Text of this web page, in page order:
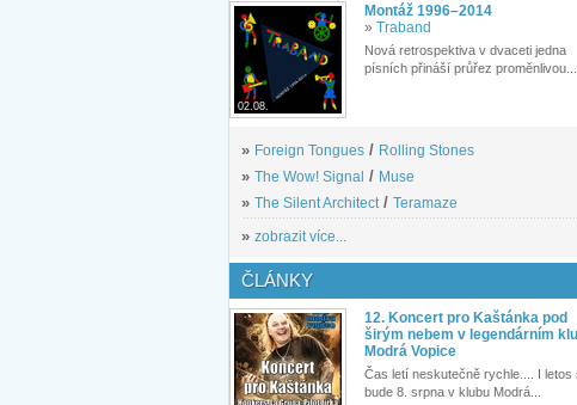
02.08.
Montáž 1996–2014
» Traband
Nová retrospektiva v dvaceti jedna
písních přináší průřez proměnlivou...
» Foreign Tongues / Rolling Stones
» The Wow! Signal / Muse
» The Silent Architect / Teramaze
» zobrazit více...
ČLÁNKY
12. Koncert pro Kaštánka pod
širým nebem v legendárním
Modrá Vopice
Čas letí neskutečně rychle.... I letos
bude 8. srpna v klubu Modrá...